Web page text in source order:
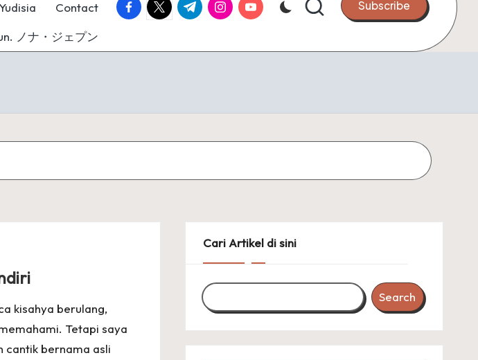
Contact
ノナ・ジェプン
facebook.com
twitter.com
t.me instagram.com
youtube.com Subscribe
kisahya berulang,
Tetapi saya
cantik bernama asli
Cari Artikel di sini
Search